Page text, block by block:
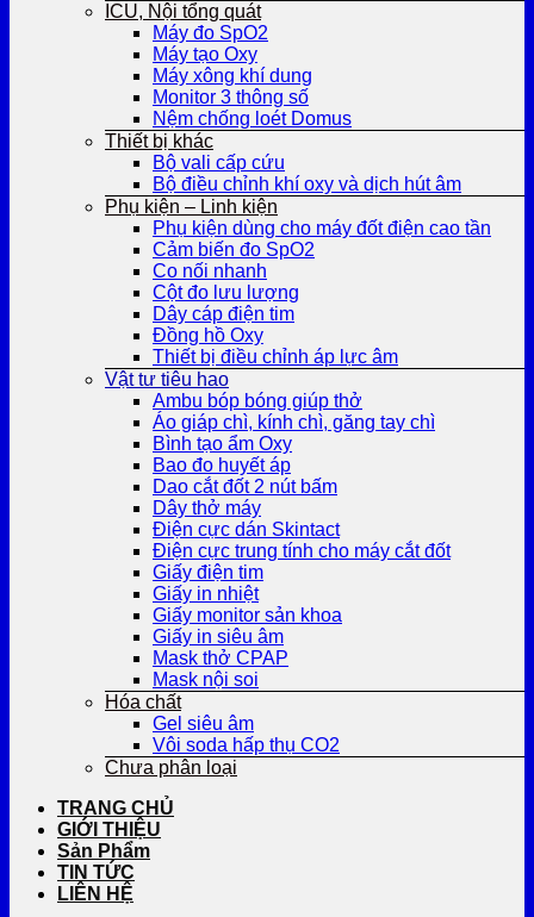
ICU, Nội tổng quát
Máy đo SpO2
Máy tạo Oxy
Máy xông khí dung
Monitor 3 thông số
Nệm chống loét Domus
Thiết bị khác
Bộ vali cấp cứu
Bộ điều chỉnh khí oxy và dịch hút âm
Phụ kiện – Linh kiện
Phụ kiện dùng cho máy đốt điện cao tần
Cảm biến đo SpO2
Co nối nhanh
Cột đo lưu lượng
Dây cáp điện tim
Đồng hồ Oxy
Thiết bị điều chỉnh áp lực âm
Vật tư tiêu hao
Ambu bóp bóng giúp thở
Áo giáp chì, kính chì, găng tay chì
Bình tạo ẩm Oxy
Bao đo huyết áp
Dao cắt đốt 2 nút bấm
Dây thở máy
Điện cực dán Skintact
Điện cực trung tính cho máy cắt đốt
Giấy điện tim
Giấy in nhiệt
Giấy monitor sản khoa
Giấy in siêu âm
Mask thở CPAP
Mask nội soi
Hóa chất
Gel siêu âm
Vôi soda hấp thụ CO2
Chưa phân loại
TRANG CHỦ
GIỚI THIỆU
Sản Phẩm
TIN TỨC
LIÊN HỆ